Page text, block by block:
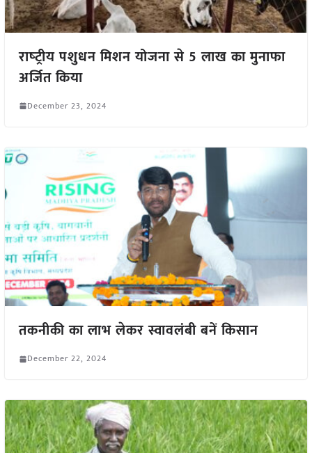
राष्‍ट्रीय पशुधन मिशन योजना से 5 लाख का मुनाफा
अर्जित किया
December 23, 2024
तकनीकी का लाभ लेकर स्वावलंबी बनें किसान
December 22, 2024